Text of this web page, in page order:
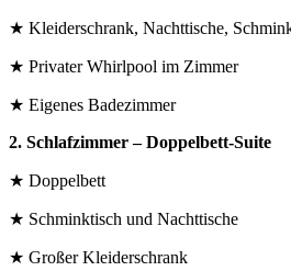
★ Kleiderschrank, Nachttische,
★ Privater Whirlpool im Zimmer
★ Eigenes Badezimmer
2. Schlafzimmer – Doppelbett-Suite
★ Doppelbett
★ Schminktisch und Nachttische
★ Großer Kleiderschrank